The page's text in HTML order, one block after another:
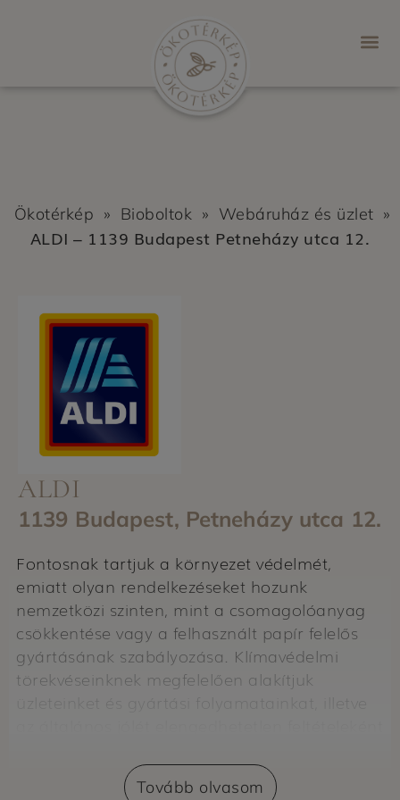
Ökotérkép » Bioboltok » Webáruház és üzlet »
ALDI – 1139 Budapest Petneházy utca 12.
ALDI
1139 Budapest, Petneházy utca 12.
Fontosnak tartjuk a környezet védelmét,
emiatt olyan rendelkezéseket hozunk
nemzetközi szinten, mint a csomagolóanyag
csökkentése vagy a felhasznált papír felelős
gyártásának szabályozása. Klímavédelmi
törekvéseinknek megfelelően alakítjuk
Tovább olvasom